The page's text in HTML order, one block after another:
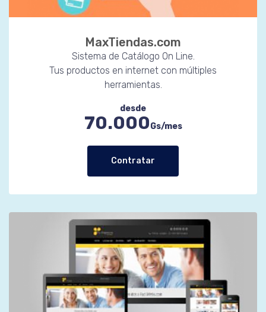
MaxTiendas.com
Sistema de Catálogo On Line.
Tus productos en internet con múltiples
herramientas.
desde
70.000Gs/mes
Contratar